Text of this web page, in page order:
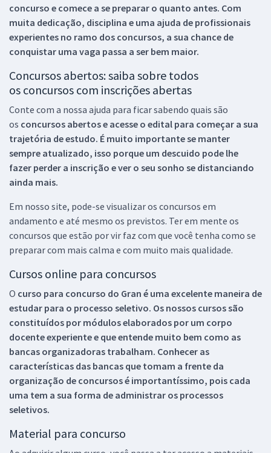
concurso e comece a se preparar o quanto antes. Com
muita dedicação, disciplina e uma ajuda de profissionais
experientes no ramo dos concursos, a sua chance de
conquistar uma vaga passa a ser bem maior.
Concursos abertos: saiba sobre todos
os concursos com inscrições abertas
Conte com a nossa ajuda para ficar sabendo quais são
os concursos abertos e acesse o edital para começar a sua
trajetória de estudo. É muito importante se manter
sempre atualizado, isso porque um descuido pode lhe
fazer perder a inscrição e ver o seu sonho se distanciando
ainda mais.
Em nosso site, pode-se visualizar os concursos em
andamento e até mesmo os previstos. Ter em mente os
concursos que estão por vir faz com que você tenha como se
preparar com mais calma e com muito mais qualidade.
Cursos online para concursos
O curso para concurso do Gran é uma excelente maneira de
estudar para o processo seletivo. Os nossos cursos são
constituídos por módulos elaborados por um corpo
docente experiente e que entende muito bem como as
bancas organizadoras trabalham. Conhecer as
características das bancas que tomam a frente da
organização de concursos é importantíssimo, pois cada
uma tem a sua forma de administrar os processos
seletivos.
Material para concurso